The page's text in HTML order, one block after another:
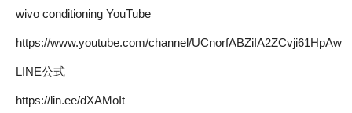
wivo conditioning YouTube
https://www.youtube.com/channel/UCnorfABZiIA2ZCvji61HpAw
LINE公式
https://lin.ee/dXAMoIt